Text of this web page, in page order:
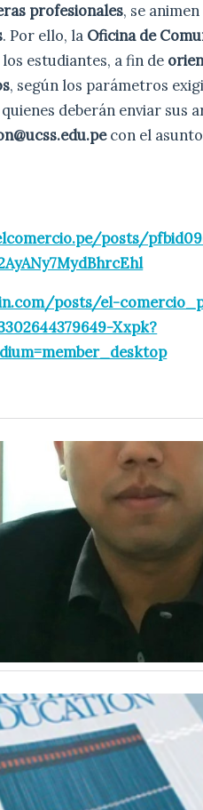
profesionales, se
. Por ello, la Oficina de
los estudiantes, a fin de
, según los parámetros
quienes deberán enviar sus
con el
posts/
posts/el-
Xxpk?